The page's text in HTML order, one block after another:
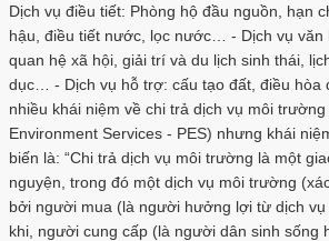
Dịch vụ điều tiết: Phòng hộ đầu nguồn, hạn
hậu, điều tiết nước, lọc nước… - Dịch vụ văn
quan hệ xã hội, giải trí và du lịch sinh thái,
dục… - Dịch vụ hỗ trợ: cấu tạo đất, điều
nhiều khái niệm về chi trả dịch vụ môi
Environment Services - PES) nhưng khái
biến là: “Chi trả dịch vụ môi trường là một
nguyện, trong đó một dịch vụ môi trường
bởi người mua (là người hưởng lợi từ dịch
khi, người cung cấp (là người dân sinh sống